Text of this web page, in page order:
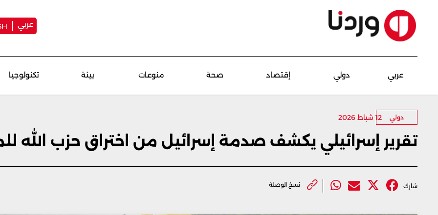
عربي
عربي دولي إقتصاد صحة منوعات بيئة تكنولوجيا
دولي 12 شباط 2026
تقرير إسرائيلي يكشف صدمة إسرائيل من اختراق حزب الله
شارك نسخ الوصلة